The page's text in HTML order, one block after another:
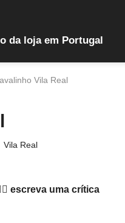
da loja em Portugal
Vila Real
Vila Real
escreva uma crítica